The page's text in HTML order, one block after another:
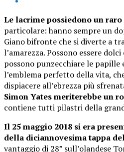
Le lacrime possiedono un
particolare: hanno sempre un
Giano bifronte che si diverte a
l’amarezza. Possono essere
possono punzecchiare le papille
l’emblema perfetto della vita,
dispiacere all’ebrezza più
Simon Yates meriterebbe un
contiene tutti pilastri della
Il 25 maggio 2018 si era
della diciannovesima tappa
vantaggio di 28” sull’olandese